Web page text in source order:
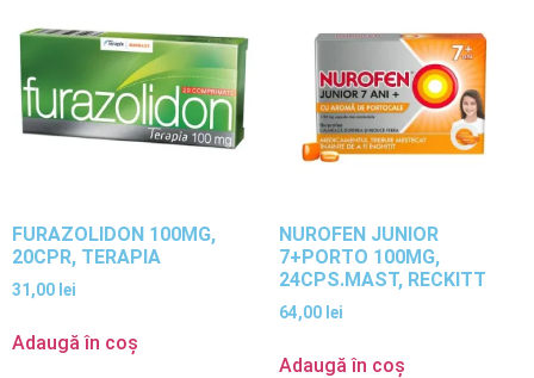
FURAZOLIDON 100MG,
20CPR, TERAPIA
31,00 lei
Adaugă în coș
NUROFEN JUNIOR
7+PORTO 100MG,
24CPS.MAST, RECKITT
64,00 lei
Adaugă în coș